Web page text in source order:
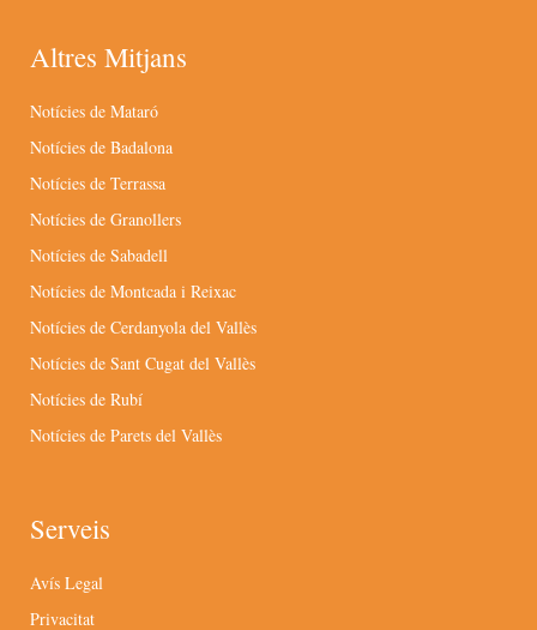
Altres Mitjans
Notícies de Mataró
Notícies de Badalona
Notícies de Terrassa
Notícies de Granollers
Notícies de Sabadell
Notícies de Montcada i Reixac
Notícies de Cerdanyola del Vallès
Notícies de Sant Cugat del Vallès
Notícies de Rubí
Notícies de Parets del Vallès
Serveis
Avís Legal
Privacitat